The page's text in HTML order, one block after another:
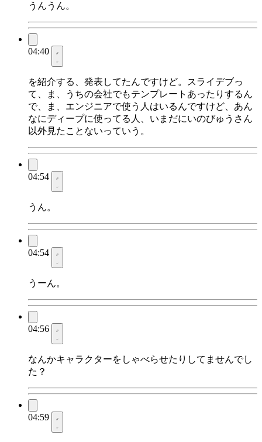
うんうん。
04:40
を紹介する、発表してたんですけど。スライデブっ
て、ま、うちの会社でもテンプレートあったりするん
で、ま、エンジニアで使う人はいるんですけど、あん
なにディープに使ってる人、いまだにいのびゅうさん
以外見たことないっていう。
04:54
うん。
04:54
うーん。
04:56
なんかキャラクターをしゃべらせたりしてませんでし
た？
04:59